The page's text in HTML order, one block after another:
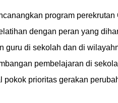
program perekrutan
dengan peran yang
guru di sekolah dan di
pembelajaran di
pokok prioritas gerakan